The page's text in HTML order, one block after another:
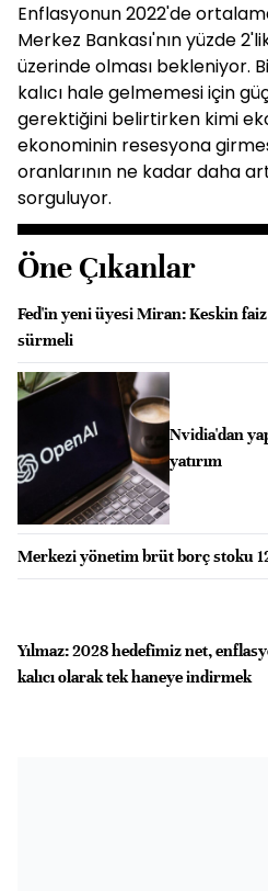
Enflasyonun 2022'de
Merkez Bankası'nın yüzde
üzerinde olması bekleniyor.
kalıcı hale gelmemesi için
gerektiğini belirtirken kimi
ekonominin resesyona
oranlarının ne kadar daha
sorguluyor.
Öne Çıkanlar
Fed'in yeni üyesi Miran: Keskin
sürmeli
Nvidia'dan
yatırım
Merkezi yönetim brüt borç stoku
Yılmaz: 2028 hedefimiz net,
kalıcı olarak tek haneye indirmek